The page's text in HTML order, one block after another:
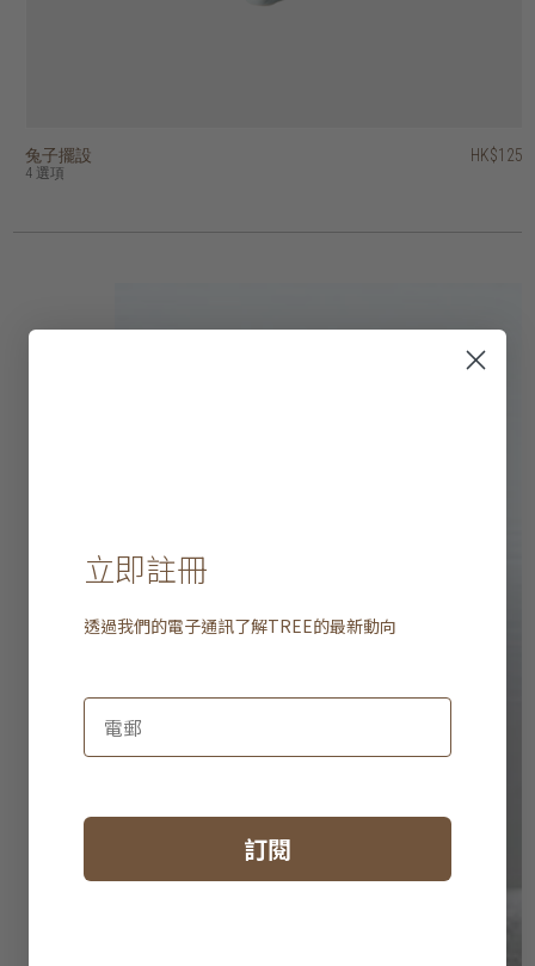
兔子擺設
4 選項
HK$125
香港區域印花容器
2 選項
HK$375
螺旋印花容器
2 選項
HK$375
裝飾蘋果
2 選項
HK$145
柚木容器連蓋 HK$195
柚木淺口碗 HK$395
混合天然物雙色掛牆裝飾 HK$1,950
籐製網格掛牆裝飾 HK$1,950
藤織圓盤掛牆裝飾 HK$2,250
雲石蛋形紙鎮
3 選項
HK$95
立即註冊
透過我們的電子通訊了解TREE的最新動向
訂閱